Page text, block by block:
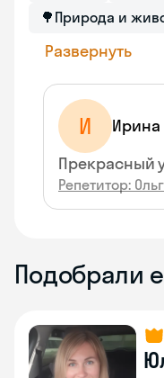
🌳 Природа и
Развернуть
И Ирина
Прекрасный
Репетитор:
Подобрали